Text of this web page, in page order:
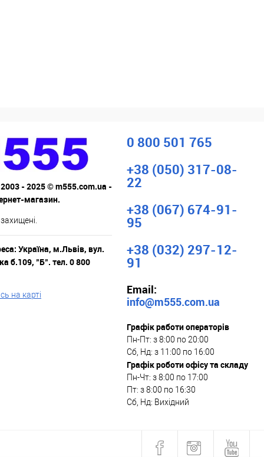
- 2025 © m555.com.ua -
магазин.
Україна, м.Львів, вул.
б.109, "Б". тел. 0 800
на карті
0 800 501 765
+38 (050) 317-08-
22
+38 (067) 674-91-
95
+38 (032) 297-12-
91
Email:
info@m555.com.ua
Графік работи операторів
Пн-Пт: з 8:00 по 20:00
Сб, Нд: з 11:00 по 16:00
Графік роботи офісу та складу
Пн-Чт: з 8:00 по 17:00
Пт: з 8:00 по 16:30
Сб, Нд: Вихідний